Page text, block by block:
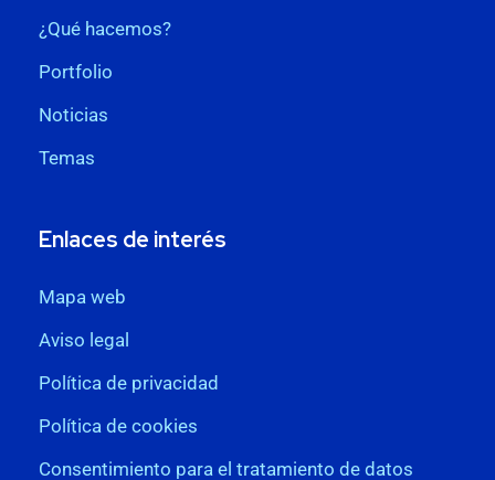
¿Qué hacemos?
Portfolio
Noticias
Temas
Enlaces de interés
Mapa web
Aviso legal
Política de privacidad
Política de cookies
Consentimiento para el tratamiento de datos